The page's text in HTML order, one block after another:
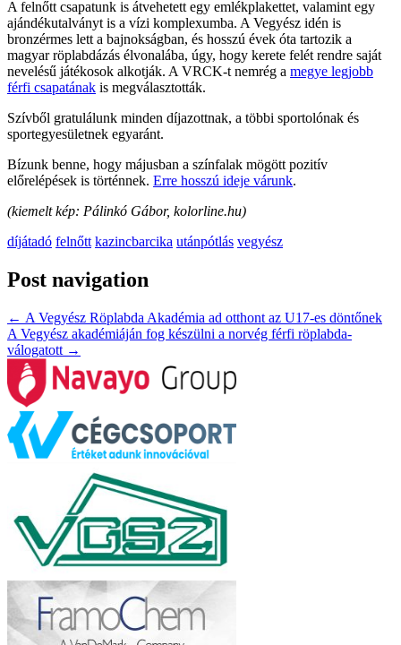
A felnőtt csapatunk is átvehetett egy emlékplakettet, valamint egy
ajándékutalványt is a vízi komplexumba. A Vegyész idén is
bronzérmes lett a bajnokságban, és hosszú évek óta tartozik a
magyar röplabdázás élvonalába, úgy, hogy kerete felét rendre saját
nevelésű játékosok alkotják. A VRCK-t nemrég a megye legjobb
férfi csapatának is megválasztották.
Szívből gratulálunk minden díjazottnak, a többi sportolónak és
sportegyesületnek egyaránt.
Bízunk benne, hogy májusban a színfalak mögött pozitív
előrelépések is történnek. Erre hosszú ideje várunk.
(kiemelt kép: Pálinkó Gábor, kolorline.hu)
díjátadó felnőtt kazincbarcika utánpótlás vegyész
Post navigation
← A Vegyész Röplabda Akadémia ad otthont az U17-es döntőnek
A Vegyész akadémiáján fog készülni a norvég férfi röplabda-
válogatott →